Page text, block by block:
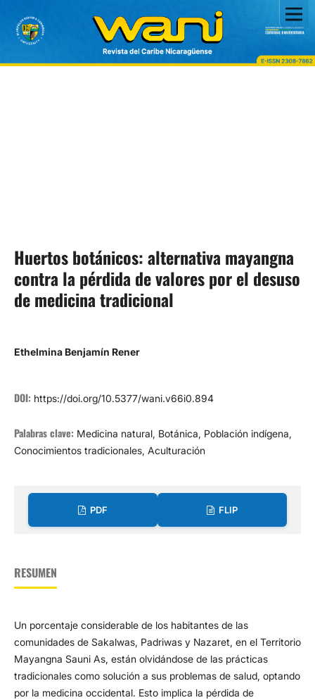
Huertos botánicos: alternativa mayangna
contra la pérdida de valores por el desuso
de medicina tradicional
Ethelmina Benjamín Rener
DOI: https://doi.org/10.5377/wani.v66i0.894
Palabras clave: Medicina natural, Botánica, Población indígena,
Conocimientos tradicionales, Aculturación
PDF FLIP
RESUMEN
Un porcentaje considerable de los habitantes de las
comunidades de Sakalwas, Padriwas y Nazaret, en el Territorio
Mayangna Sauni As, están olvidándose de las prácticas
tradicionales como solución a sus problemas de salud, optando
por la medicina occidental. Esto implica la pérdida de